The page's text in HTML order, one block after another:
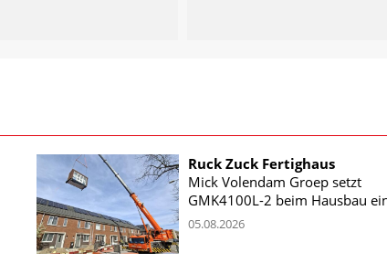
Ruck Zuck Fertighaus
Mick Volendam Groep setzt
GMK4100L-2 beim Hausbau
05.08.2026